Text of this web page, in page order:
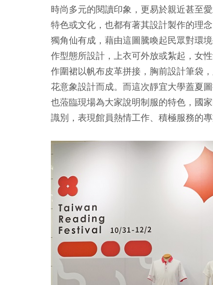
時尚多元的閱讀印象，更易於親近甚至
特色或文化，也都有著其設計製作的理
獨角仙有成，藉由這圖騰喚起民眾對環
作型態所設計，上衣可外放或紮起，女
作圍裙以帆布皮革拼接，胸前設計筆袋
花意象設計而成。而這次靜宜大學蓋夏
也蒞臨現場為大家說明制服的特色，國
識別，表現館員熱情工作、積極服務的專